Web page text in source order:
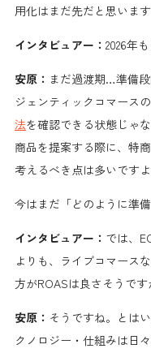
用化はまだ先だと思います
インタビュアー： 2026年
安原： まだ過渡期…準備
ジェンティックコマース
法を確認できる状態じゃ
商品を提案する際に、特
考えるべき点は多いですよ
今はまだ「どのように準
インタビュアー： では、
よりも、ライブコマース
方がROASは良さそうです
安原： そうですね。とは
クノロジー・仕組みは日